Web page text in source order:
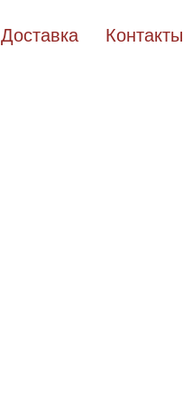
Доставка Контакты